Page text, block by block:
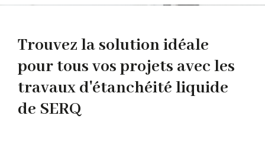
Trouvez la solution idéale
pour tous vos projets avec les
travaux d'étanchéité liquide
de SERQ